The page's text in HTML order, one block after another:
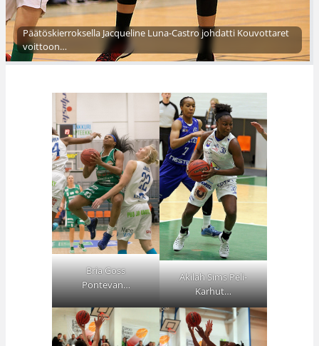
Päätöskierroksella Jacqueline Luna-Castro johdatti Kouvottaret
voittoon…
Bria Goss
Pontevan…
Akilah Sims Peli-
Karhut…